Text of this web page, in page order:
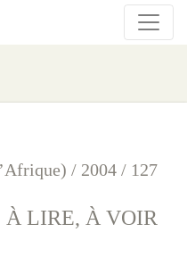
/ 2004 / 127
À LIRE, À VOIR